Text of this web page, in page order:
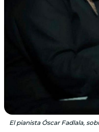
El pianista Óscar Fadlala,